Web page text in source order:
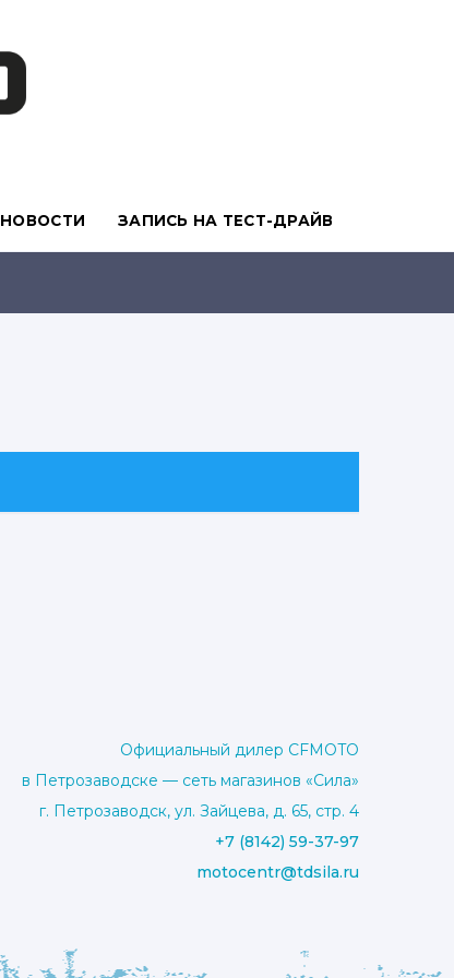
НОВОСТИ ЗАПИСЬ НА ТЕСТ-ДРАЙВ
Официальный дилер CFMOTO
в Петрозаводске — сеть магазинов «Сила»
г. Петрозаводск, ул. Зайцева, д. 65, стр. 4
+7 (8142) 59-37-97
motocentr@tdsila.ru